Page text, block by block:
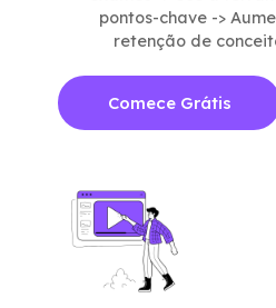
pontos-chave ->
retenção de
Comece Grátis